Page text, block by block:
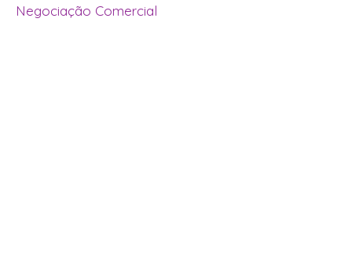
Negociação Comercial